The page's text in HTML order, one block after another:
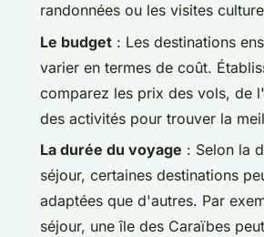
randonnées ou les visites
Le budget : Les destinations
varier en termes de coût.
comparez les prix des vols, de
des activités pour trouver la
La durée du voyage : Selon la
séjour, certaines destinations
adaptées que d'autres. Par
séjour, une île des Caraïbes